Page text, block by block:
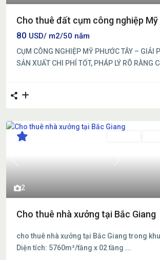
Cho thuê đất cụm công nghiệp
80 USD/ m2/50 năm
CỤM CÔNG NGHIỆP MỸ PHƯỚC TÂY – GIẢI
SẢN XUẤT CHI PHÍ TỐT, PHÁP LÝ RÕ RÀNG
2
Previous Next
Cho thuê nhà xưởng tại Bắc Giang
cho thuê nhà xưởng tại Bắc Giang trong
Diện tích: 5760m²/tầng x 02 tầng ...